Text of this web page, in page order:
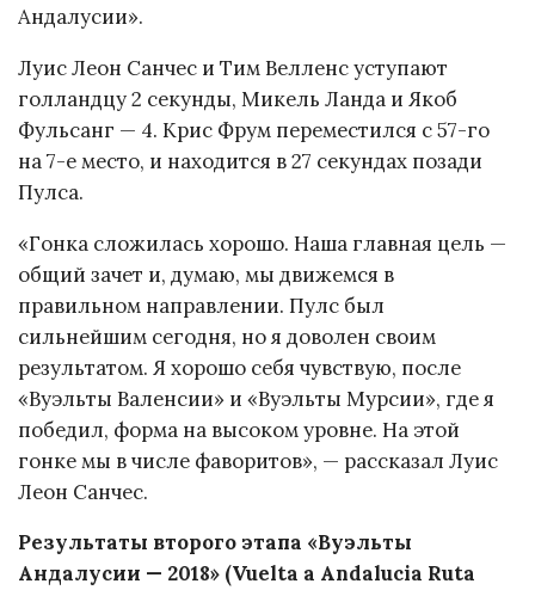
Андалусии».
Луис Леон Санчес и Тим Велленс уступают
голландцу 2 секунды, Микель Ланда и Якоб
Фульсанг — 4. Крис Фрум переместился с 57-го
на 7-е место, и находится в 27 секундах позади
Пулса.
«Гонка сложилась хорошо. Наша главная цель —
общий зачет и, думаю, мы движемся в
правильном направлении. Пулс был
сильнейшим сегодня, но я доволен своим
результатом. Я хорошо себя чувствую, после
«Вуэльты Валенсии» и «Вуэльты Мурсии», где я
победил, форма на высоком уровне. На этой
гонке мы в числе фаворитов», — рассказал Луис
Леон Санчес.
Результаты второго этапа «Вуэльты
Андалусии — 2018» (Vuelta a Andalucia Ruta